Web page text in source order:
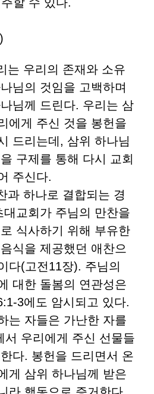
는 우리의 존재와 소유
님의 것임을 고백하며
님께 드린다. 우리는 삼
에게 주신 것을 봉헌을
드리는데, 삼위 하나님
구제를 통해 다시 교회
주신다.
과 하나로 결합되는 경
교회가 주님의 만찬을
식사하기 위해 부유한
식을 제공했던 애찬으
다(고전11장). 주님의
대한 돌봄의 연관성은
3에도 암시되고 있다.
는 자들은 가난한 자를
서 우리에게 주신 선물들
다. 봉헌을 드리면서 온
게 삼위 하나님께 받은